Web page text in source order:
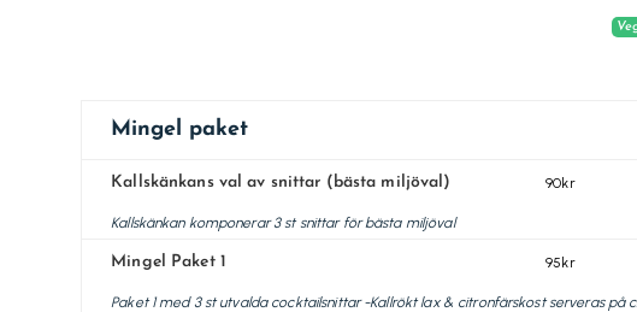
Mingel paket
Kallskänkans val av snittar (bästa miljöval) 90kr
Kallskänkan komponerar 3 st snittar för bästa miljöval
Mingel Paket 1 95kr
Paket 1 med 3 st utvalda cocktailsnittar -Kallrökt lax & citronfärskost serveras på